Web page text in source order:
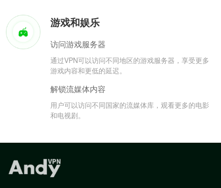
游戏和娱乐
访问游戏服务器
通过VPN可以访问不同地区的游戏服务器，享受更多
游戏内容和更低的延迟。
解锁流媒体内容
用户可以访问不同国家的流媒体库，观看更多的电影
和电视剧。